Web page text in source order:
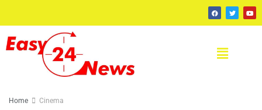
Home Cinema